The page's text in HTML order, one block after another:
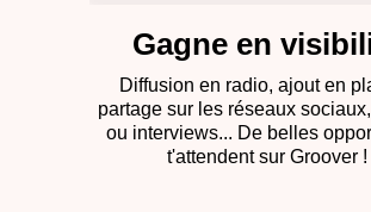
Gagne en
Diffusion en radio, ajout en
partage sur les réseaux
ou interviews... De belles
t'attendent sur Groover !